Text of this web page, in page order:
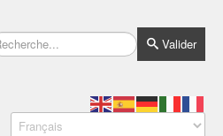
Valider